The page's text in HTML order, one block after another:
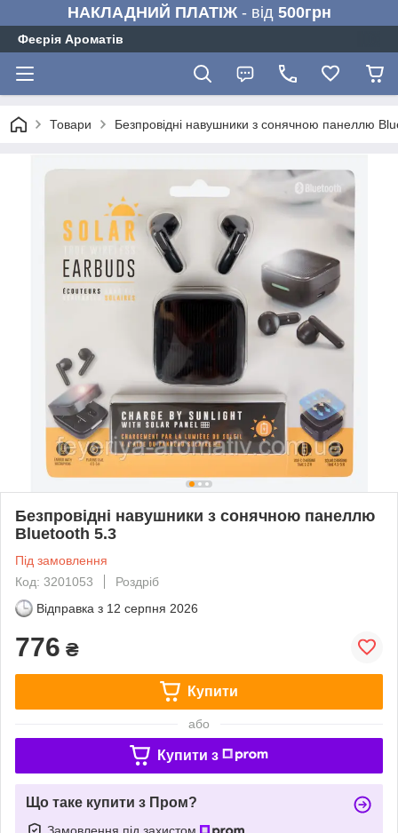
НАКЛАДНИЙ ПЛАТІЖ- від 500грн
Феєрія Ароматів
Товари Безпровідні навушники з сонячною панеллю
Безпровідні навушники з сонячною панеллю
Bluetooth 5.3
Під замовлення
Код: 3201053
Роздріб
Відправка з 12 серпня 2026
776 ₴
Купити
або
Купити з
Що таке купити з Пром?
Замовлення під захистом